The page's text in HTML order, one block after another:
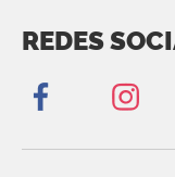
REDES